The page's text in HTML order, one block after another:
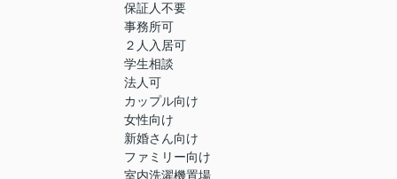
保証人不要
事務所可
２人入居可
学生相談
法人可
カップル向け
女性向け
新婚さん向け
ファミリー向け
室内洗濯機置場